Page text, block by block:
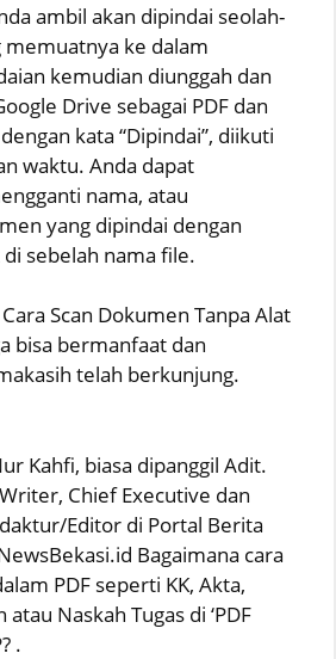
ambil akan dipindai seolah-
memuatnya ke dalam
kemudian diunggah dan
Drive sebagai PDF dan
kata “Dipindai”, diikuti
waktu. Anda dapat
nama, atau
yang dipindai dengan
sebelah nama file.
Scan Dokumen Tanpa Alat
bisa bermanfaat dan
telah berkunjung.
Kahfi, biasa dipanggil Adit.
Chief Executive dan
Editor di Portal Berita
Bagaimana cara
PDF seperti KK, Akta,
Naskah Tugas di ‘PDF
.